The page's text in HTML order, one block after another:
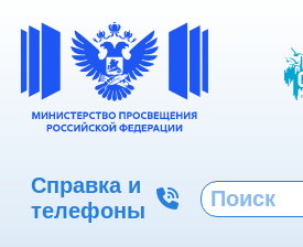
Справка и
телефоны